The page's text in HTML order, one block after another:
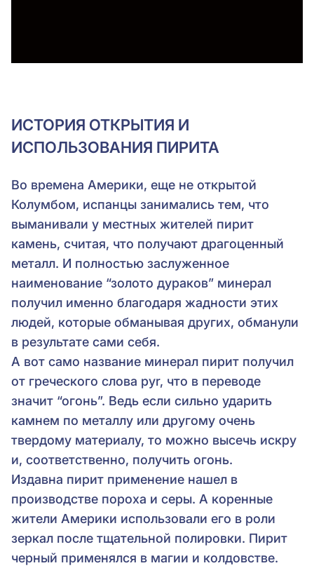
ИСТОРИЯ ОТКРЫТИЯ И
ИСПОЛЬЗОВАНИЯ ПИРИТА
Во времена Америки, еще не открытой
Колумбом, испанцы занимались тем, что
выманивали у местных жителей пирит
камень, считая, что получают драгоценный
металл. И полностью заслуженное
наименование “золото дураков” минерал
получил именно благодаря жадности этих
людей, которые обманывая других, обманули
в результате сами себя.
А вот само название минерал пирит получил
от греческого слова pyr, что в переводе
значит “огонь”. Ведь если сильно ударить
камнем по металлу или другому очень
твердому материалу, то можно высечь искру
и, соответственно, получить огонь.
Издавна пирит применение нашел в
производстве пороха и серы. А коренные
жители Америки использовали его в роли
зеркал после тщательной полировки. Пирит
черный применялся в магии и колдовстве.